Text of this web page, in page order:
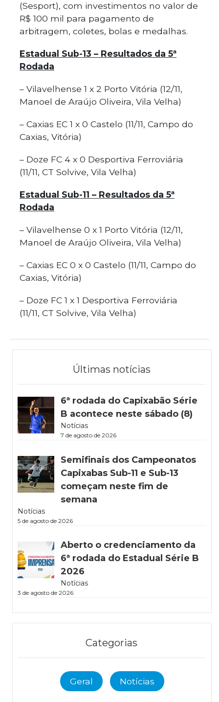
(Sesport), com investimentos no valor de
R$ 100 mil para pagamento de
arbitragem, coletes, bolas e medalhas.
Estadual Sub-13 – Resultados da 5ª
Rodada
– Vilavelhense 1 x 2 Porto Vitória (12/11,
Manoel de Araújo Oliveira, Vila Velha)
– Caxias EC 1 x 0 Castelo (11/11, Campo do
Caxias, Vitória)
– Doze FC 4 x 0 Desportiva Ferroviária
(11/11, CT Solvive, Vila Velha)
Estadual Sub-11 – Resultados da 5ª
Rodada
– Vilavelhense 0 x 1 Porto Vitória (12/11,
Manoel de Araújo Oliveira, Vila Velha)
– Caxias EC 0 x 0 Castelo (11/11, Campo do
Caxias, Vitória)
– Doze FC 1 x 1 Desportiva Ferroviária
(11/11, CT Solvive, Vila Velha)
Últimas notícias
6ª rodada do Capixabão Série
B acontece neste sábado (8)
Notícias
7 de agosto de 2026
Semifinais dos Campeonatos
Capixabas Sub-11 e Sub-13
começam neste fim de
semana
Notícias
5 de agosto de 2026
Aberto o credenciamento da
6ª rodada do Estadual Série B
2026
Notícias
3 de agosto de 2026
Categorias
Geral Notícias